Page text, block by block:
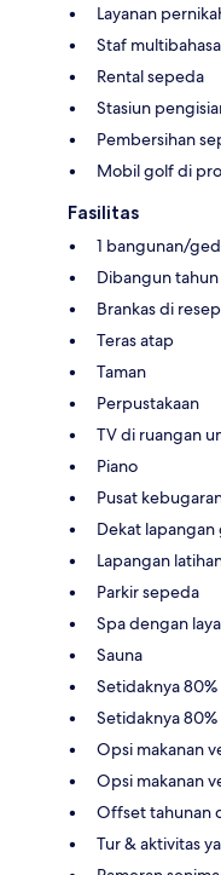
Layanan
Staf multibahasa
Rental sepeda
Stasiun
Pembersihan
Mobil golf di
Fasilitas
1 bangunan/
Dibangun tahun
Brankas di
Teras atap
Taman
Perpustakaan
TV di ruangan
Piano
Pusat
Dekat lapangan
Lapangan
Parkir sepeda
Spa dengan
Sauna
Setidaknya
Setidaknya
Opsi makanan
Opsi makanan
Offset tahunan
Tur & aktivitas